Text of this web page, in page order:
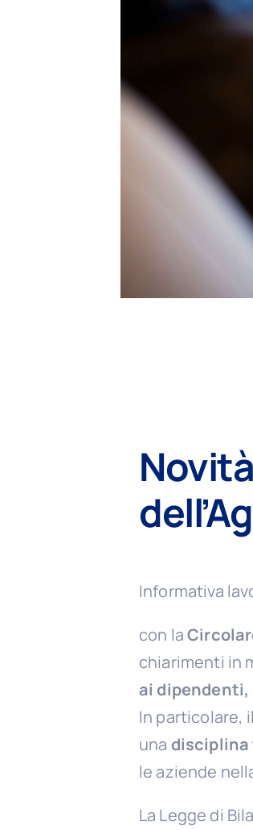
Informativa
con la
chiarimenti in
ai dipendenti,
In particolare,
una
le aziende
La Legge di